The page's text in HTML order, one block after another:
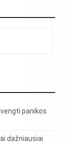
panikos
dažniausiai